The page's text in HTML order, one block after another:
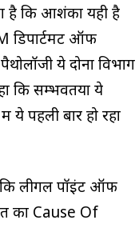
है कि आशंका यही है
डिपार्टमेंट ऑफ
ये दोनों विभाग
कि सम्भवतया ये
ये पहली बार हो रहा
कि लीगल पॉइंट ऑफ
का Cause Of